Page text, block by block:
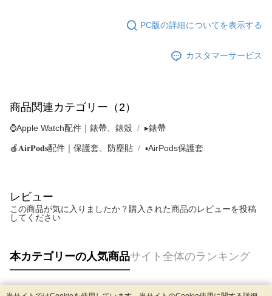
PC版の詳細についてを表示する
カスタマーサービス
商品関連カテゴリー（2）
⌚Apple Watch配件｜錶帶、錶殼 ▸錶帶
🍎𝐀𝐢𝐫𝐏𝐨𝐝𝐬配件｜保護套、防塵貼 ▪AirPods保護套
レビュー
この商品が気に入りましたか？購入された商品のレビューを投稿
してください
本カテゴリーの人気商品サイト全体のランキング